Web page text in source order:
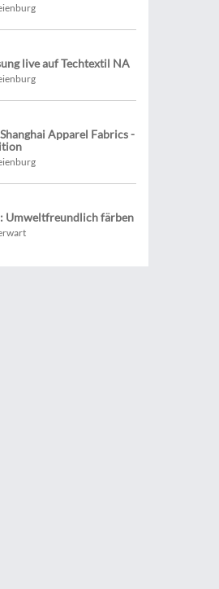
live auf Techtextil NA
Apparel Fabrics -
Umweltfreundlich färben